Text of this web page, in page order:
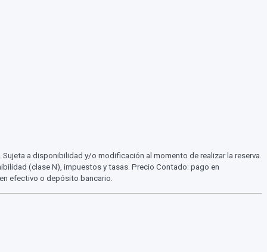
a disponibilidad y/o modificación al momento de realizar la reserva.
(clase N), impuestos y tasas. Precio Contado: pago en
efectivo o depósito bancario.